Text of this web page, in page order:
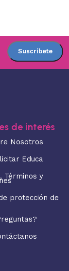
de interés
Nosotros
Educa
Términos y
protección de